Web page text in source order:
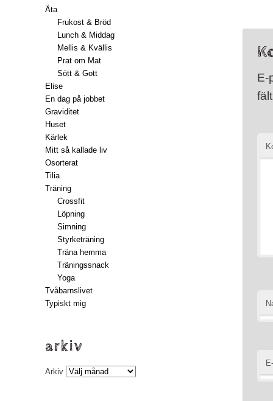
E-
Äta
Frukost & Bröd
Lunch & Middag
Mellis & Kvällis
Prat om Mat
Sött & Gott
Elise
En dag på jobbet
Graviditet
Huset
Kärlek
Mitt så kallade liv
Osorterat
Tilia
Träning
Crossfit
Löpning
Simning
Styrketräning
Träna hemma
Träningssnack
Yoga
Tvåbarnslivet
Typiskt mig
arkiv
Arkiv